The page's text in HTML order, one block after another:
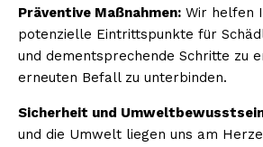
Präventive Maßnahmen: Wir helfen
potenzielle Eintrittspunkte für
und dementsprechende Schritte zu
erneuten Befall zu unterbinden.
Sicherheit und
und die Umwelt liegen uns am